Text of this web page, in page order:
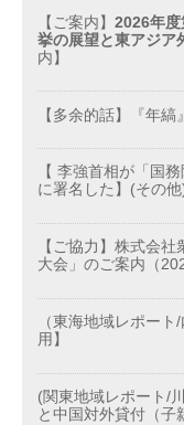
【ご案内】 2026年度
挙の展望と東アジア
内】
【多余的話】『年縞』
【 李強首相が「国
に署名した】(その他
【ご協力】株式会
大会」のご案内（
（東海地域レポー
用】
(関東地域レポート/
と中国対外貸付（子